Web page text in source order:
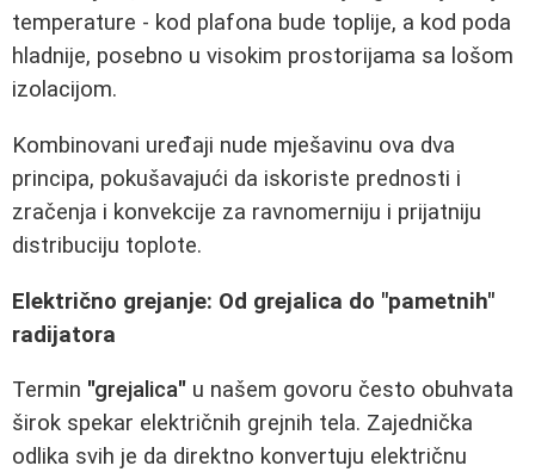
temperature - kod plafona bude toplije, a kod poda
hladnije, posebno u visokim prostorijama sa lošom
izolacijom.
Kombinovani uređaji nude mješavinu ova dva
principa, pokušavajući da iskoriste prednosti i
zračenja i konvekcije za ravnomerniju i prijatniju
distribuciju toplote.
Električno grejanje: Od grejalica do "pametnih"
radijatora
Termin "grejalica" u našem govoru često obuhvata
širok spekar električnih grejnih tela. Zajednička
odlika svih je da direktno konvertuju električnu